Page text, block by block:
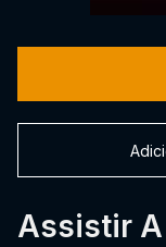
Assistir A